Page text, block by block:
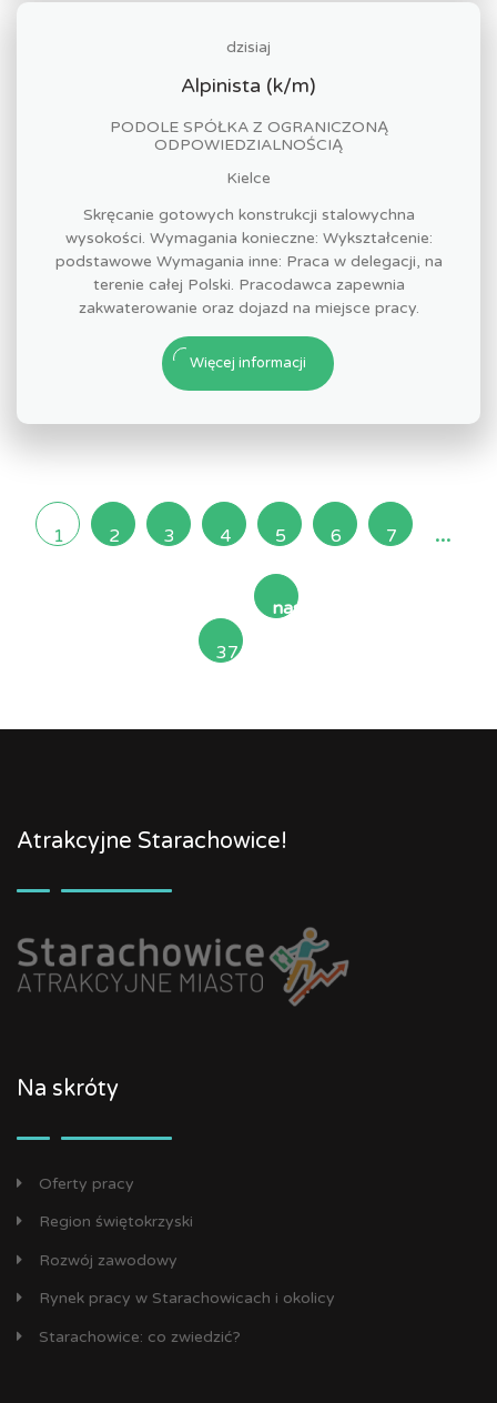
dzisiaj
Alpinista (k/m)
PODOLE SPÓŁKA Z OGRANICZONĄ
ODPOWIEDZIALNOŚCIĄ
Kielce
Skręcanie gotowych konstrukcji stalowychna
wysokości. Wymagania konieczne: Wykształcenie:
podstawowe Wymagania inne: Praca w delegacji, na
terenie całej Polski. Pracodawca zapewnia
zakwaterowanie oraz dojazd na miejsce pracy.
Więcej informacji
1 2 3 4 5 6 7 ...
37
następna
Atrakcyjne Starachowice!
Na skróty
Oferty pracy
Region świętokrzyski
Rozwój zawodowy
Rynek pracy w Starachowicach i okolicy
Starachowice: co zwiedzić?